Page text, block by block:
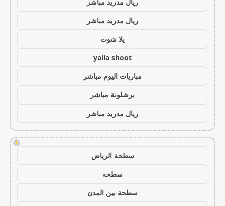
ريال مدريد مباشر
يلا شوت
yalla shoot
مباريات اليوم مباشر
برشلونة مباشر
ريال مدريد مباشر
!
سطحة الرياض
سطحه
سطحة بين المدن